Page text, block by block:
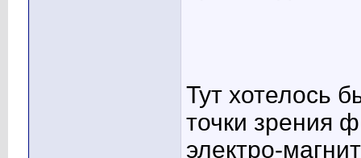
Тут хотелось
точки зрения
электро-